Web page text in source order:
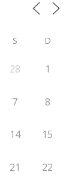
S D
28 1
7 8
14 15
21 22